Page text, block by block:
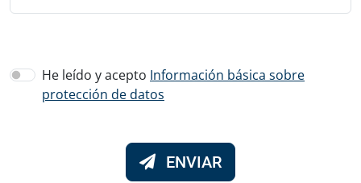
He leído y acepto Información básica sobre
protección de datos
ENVIAR